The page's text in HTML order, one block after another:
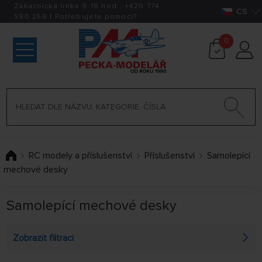
Zákaznická linka 9-18 hod.: +420 774
590 258 | Potřebujete pomoci? CS
0
RC modely a příslušenství Příslušenství
Samolepící
mechové desky
Samolepící mechové desky
Zobrazit filtraci